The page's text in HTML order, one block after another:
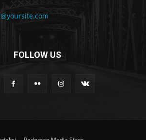
FOLLOW US